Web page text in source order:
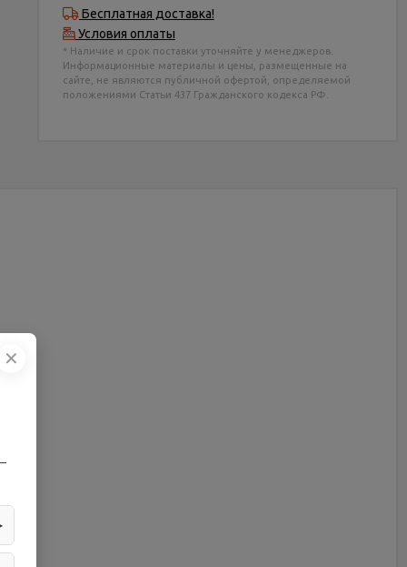
Бесплатная доставка!
Условия оплаты
* Наличие и срок поставки уточняйте у менеджеров.
Информационные материалы и цены, размещенные на
сайте, не являются публичной офертой, определяемой
положениями Статьи 437 Гражданского кодекса РФ.
✕